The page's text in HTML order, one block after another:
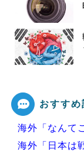
おすすめ
海外「なんて
海外「日本は